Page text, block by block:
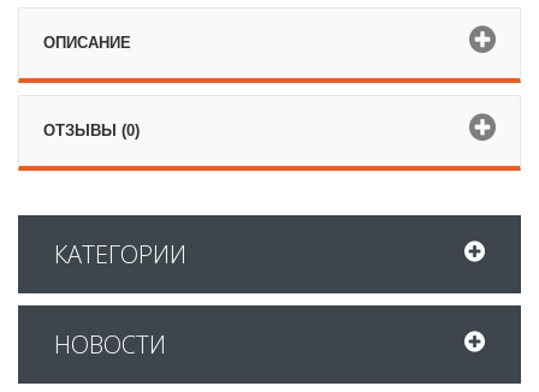
ОПИСАНИЕ
ОТЗЫВЫ (0)
КАТЕГОРИИ
НОВОСТИ